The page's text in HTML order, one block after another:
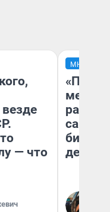
— что
МНЕНИЕ
самом